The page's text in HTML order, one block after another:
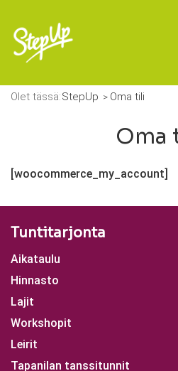
Olet tässä:StepUp Oma tili
Oma
[woocommerce_my_account]
Tuntitarjonta
Aikataulu
Hinnasto
Lajit
Workshopit
Leirit
Tapanilan tanssitunnit